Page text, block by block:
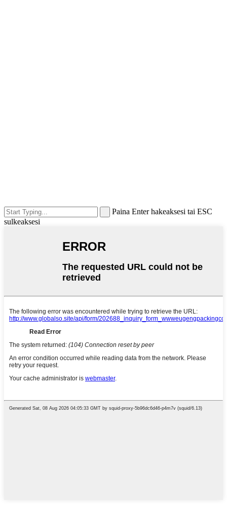
Paina Enter hakeaksesi tai ESC
sulkeaksesi